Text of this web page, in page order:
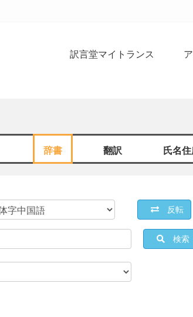
訳言堂マイトランス
辞書 翻訳 氏名
反転
検索